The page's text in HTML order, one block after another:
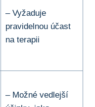
– Vyžaduje⁢
pravidelnou účast
na terapii
– Možné vedlejší